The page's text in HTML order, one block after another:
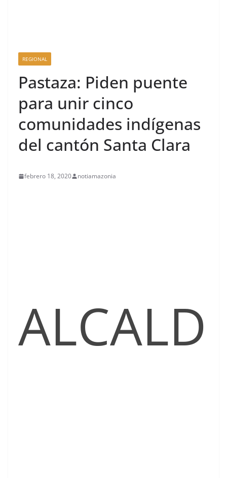
REGIONAL
Pastaza: Piden puente
para unir cinco
comunidades indígenas
del cantón Santa Clara
febrero 18, 2020 notiamazonia
ALCALD